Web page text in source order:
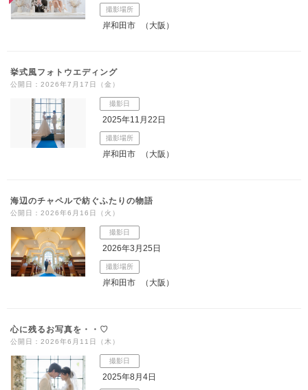
撮影場所
岸和田市 （大阪）
挙式風フォトウエディング
公開日：2026年7月17日（金）
撮影日
2025年11月22日
撮影場所
岸和田市 （大阪）
海辺のチャペルで紡ぐふたりの物語
公開日：2026年6月16日（火）
撮影日
2026年3月25日
撮影場所
岸和田市 （大阪）
心に残るお写真を・・♡
公開日：2026年6月11日（木）
撮影日
2025年8月4日